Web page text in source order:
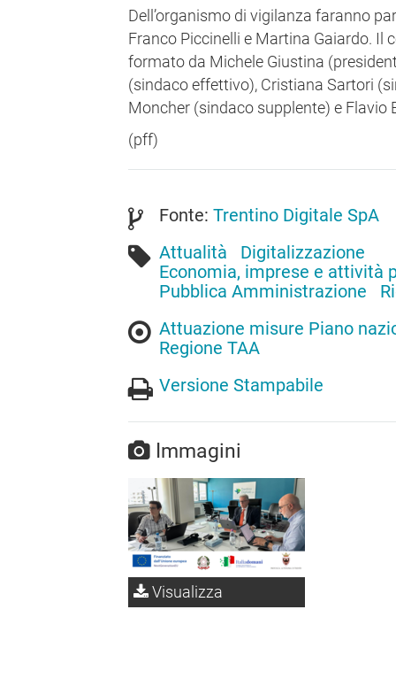
Dell’organismo di vigilanza faranno
Franco Piccinelli e Martina Gaiardo. Il
formato da Michele Giustina
(sindaco effettivo), Cristiana Sartori
Moncher (sindaco supplente) e Flavio
(pff)
Fonte: Trentino Digitale SpA
Attualità
Digitalizzazione
Economia, imprese e attività
Pubblica Amministrazione
Attuazione misure Piano
Regione TAA
Versione Stampabile
Immagini
Visualizza